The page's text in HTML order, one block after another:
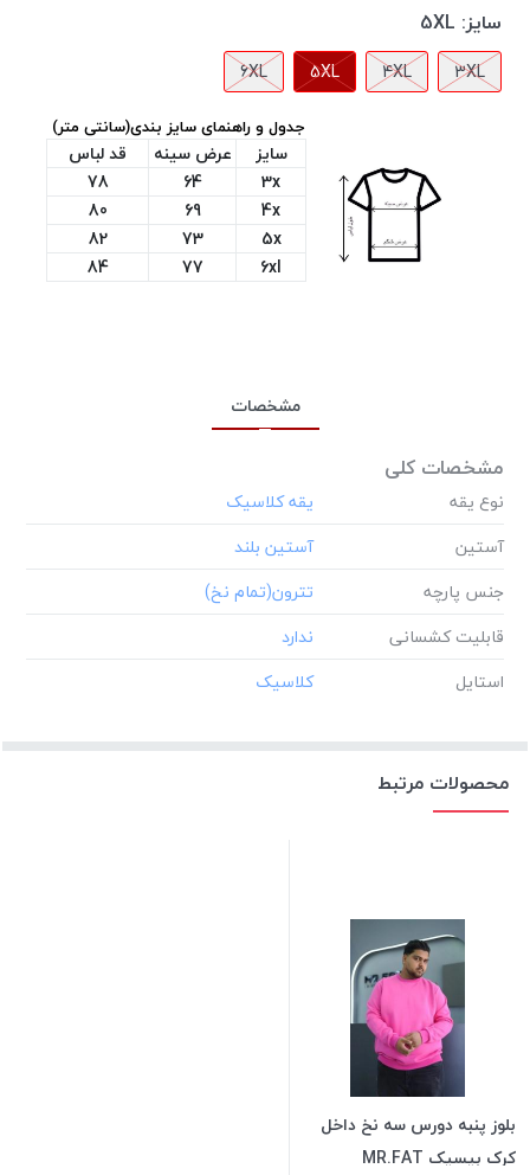
سایز: 5XL
3XL
4XL
5XL
6XL
جدول و راهنمای سایز بندی(سانتی متر)
سایز عرض سینه
قد لباس
3x
64
78
4x
69
80
5x
73
82
6xl
77
84
مشخصات
مشخصات کلی
نوع یقه
آستین
جنس پارچه
قابلیت کشسانی
استایل
محصولات مرتبط
بلوز پنبه دورس سه نخ داخل
کرک بیسیک MR.FAT